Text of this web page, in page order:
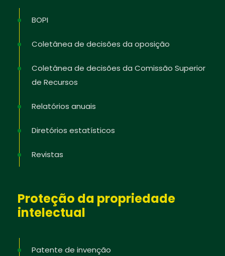
BOPI
Coletânea de decisões da oposição
Coletânea de decisões da Comissão Superior
de Recursos
Relatórios anuais
Diretórios estatísticos
Revistas
Proteção da propriedade
intelectual
Patente de invenção